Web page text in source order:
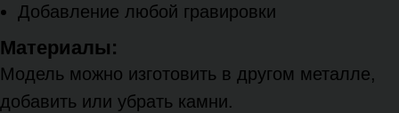
Добавление любой гравировки
Материалы:
Модель можно изготовить в другом металле,
добавить или убрать камни.